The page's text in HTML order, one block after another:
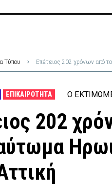
Τύπου Επέτειος 202 χρόνων από
ΕΠΙΚΑΙΡΌΤΗΤΑ Ο
202